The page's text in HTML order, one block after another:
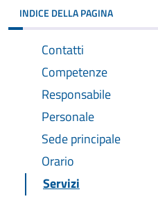
INDICE DELLA PAGINA
Contatti
Competenze
Responsabile
Personale
Sede principale
Orario
Servizi